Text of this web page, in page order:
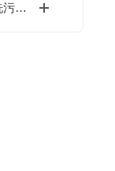
传感器探头是刮片自清洗污泥浓度计的核心部件